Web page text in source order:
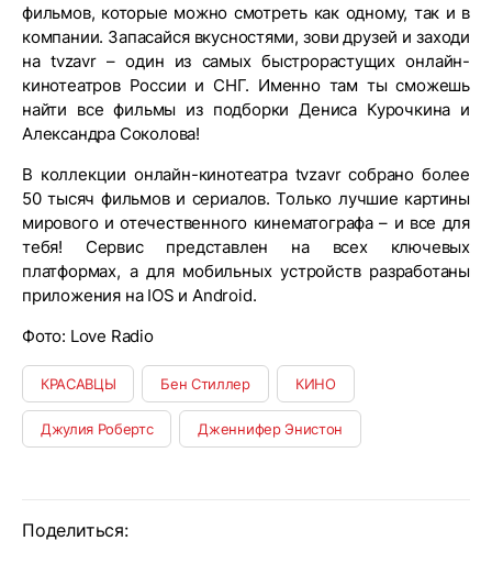
фильмов, которые можно смотреть как одному, так и в
компании. Запасайся вкусностями, зови друзей и заходи
на tvzavr – один из самых быстрорастущих онлайн-
кинотеатров России и СНГ. Именно там ты сможешь
найти все фильмы из подборки Дениса Курочкина и
Александра Соколова!
В коллекции онлайн-кинотеатра tvzavr собрано более
50 тысяч фильмов и сериалов. Только лучшие картины
мирового и отечественного кинематографа – и все для
тебя! Сервис представлен на всех ключевых
платформах, а для мобильных устройств разработаны
приложения на IOS и Android.
Фото: Love Radio
КРАСАВЦЫ Бен Стиллер КИНО
Джулия Робертс Дженнифер Энистон
Поделиться: